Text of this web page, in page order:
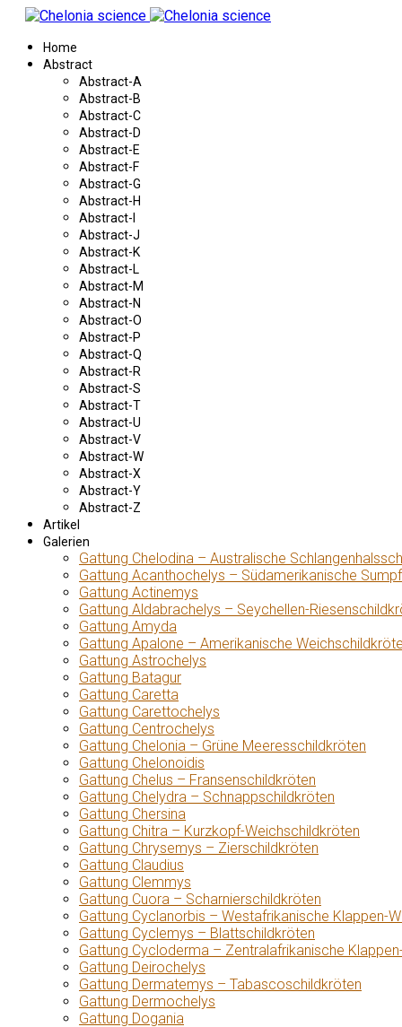
Home
Abstract
Abstract-A
Abstract-B
Abstract-C
Abstract-D
Abstract-E
Abstract-F
Abstract-G
Abstract-H
Abstract-I
Abstract-J
Abstract-K
Abstract-L
Abstract-M
Abstract-N
Abstract-O
Abstract-P
Abstract-Q
Abstract-R
Abstract-S
Abstract-T
Abstract-U
Abstract-V
Abstract-W
Abstract-X
Abstract-Y
Abstract-Z
Artikel
Galerien
Gattung Chelodina – Australische
Gattung Acanthochelys – Südamerikanische
Gattung Actinemys
Gattung Aldabrachelys – Seychellen-
Gattung Amyda
Gattung Apalone – Amerikanische
Gattung Astrochelys
Gattung Batagur
Gattung Caretta
Gattung Carettochelys
Gattung Centrochelys
Gattung Chelonia – Grüne Meeresschildkröten
Gattung Chelonoidis
Gattung Chelus – Fransenschildkröten
Gattung Chelydra – Schnappschildkröten
Gattung Chersina
Gattung Chitra – Kurzkopf-Weichschildkröten
Gattung Chrysemys – Zierschildkröten
Gattung Claudius
Gattung Clemmys
Gattung Cuora – Scharnierschildkröten
Gattung Cyclanorbis – Westafrikanische Klappen-
Gattung Cyclemys – Blattschildkröten
Gattung Cycloderma – Zentralafrikanische
Gattung Deirochelys
Gattung Dermatemys – Tabascoschildkröten
Gattung Dermochelys
Gattung Dogania